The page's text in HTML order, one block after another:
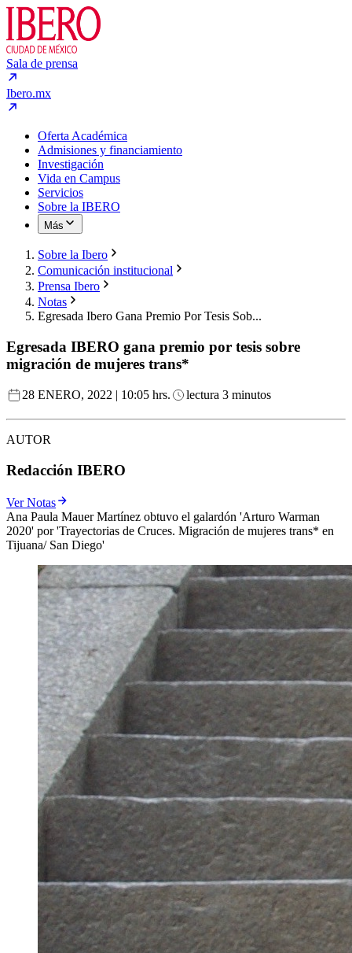
Sala de prensa
Ibero.mx
Oferta Académica
Admisiones y financiamiento
Investigación
Vida en Campus
Servicios
Sobre la IBERO
Más
Sobre la Ibero
Comunicación institucional
Prensa Ibero
Notas
Egresada Ibero Gana Premio Por Tesis Sob...
Egresada IBERO gana premio por tesis sobre
migración de mujeres trans*
28 ENERO, 2022 | 10:05 hrs. lectura 3 minutos
AUTOR
Redacción IBERO
Ver Notas
Ana Paula Mauer Martínez obtuvo el galardón 'Arturo Warman
2020' por 'Trayectorias de Cruces. Migración de mujeres trans* en
Tijuana/ San Diego'